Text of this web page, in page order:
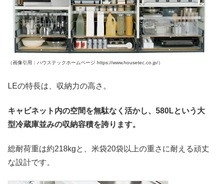
（画像引用：ハウステックホームページ https://www.housetec.co.jp/）
LEの特長は、収納力の高さ。
キャビネット内の空間を無駄なく活かし、580Lという大
型冷蔵庫並みの収納容積を誇ります。
総耐荷重は約218kgと、米袋20袋以上の重さに耐える頑丈
な設計です。